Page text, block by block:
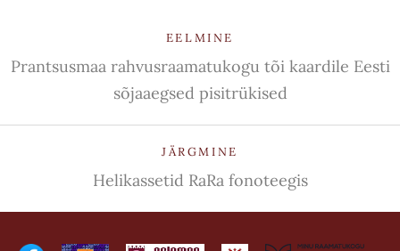
EELMINE
Prantsusmaa rahvusraamatukogu tõi kaardile Eesti
sõjaaegsed pisitrükised
JÄRGMINE
Helikassetid RaRa fonoteegis